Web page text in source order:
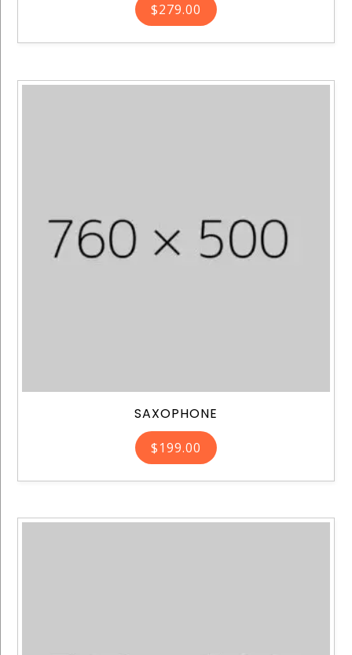
$279.00
SAXOPHONE
$199.00